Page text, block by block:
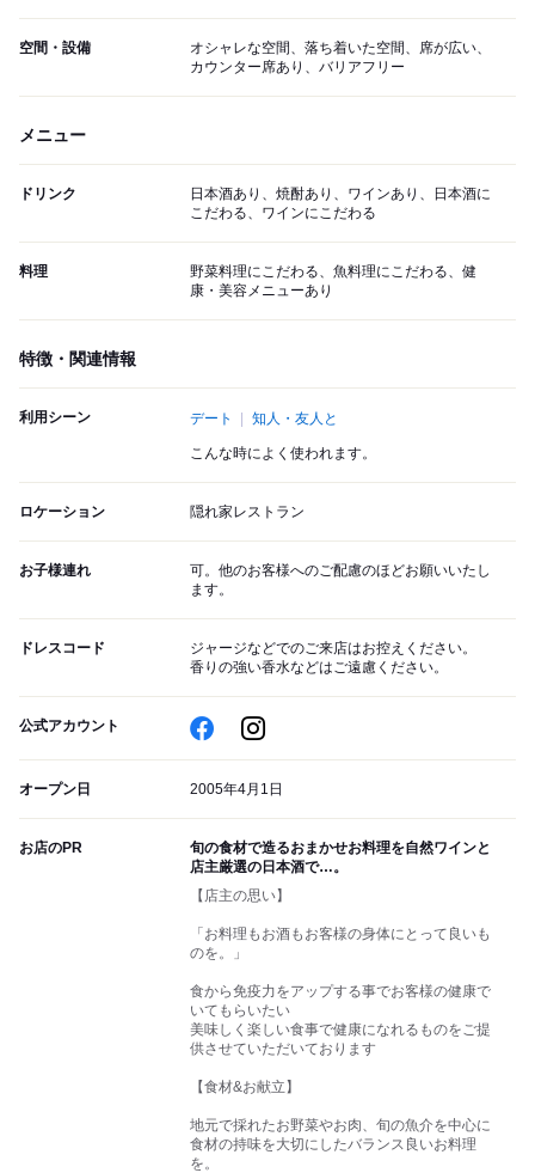
空間・設備
オシャレな空間、落ち着いた空間、席が広い、
カウンター席あり、バリアフリー
メニュー
ドリンク
日本酒あり、焼酎あり、ワインあり、日本酒に
こだわる、ワインにこだわる
料理
野菜料理にこだわる、魚料理にこだわる、健
康・美容メニューあり
特徴・関連情報
利用シーン デート 知人・友人と
こんな時によく使われます。
ロケーション 隠れ家レストラン
お子様連れ
可。他のお客様へのご配慮のほどお願いいたし
ます。
ドレスコード
ジャージなどでのご来店はお控えください。
香りの強い香水などはご遠慮ください。
公式アカウント
オープン日 2005年4月1日
お店のPR
旬の食材で造るおまかせお料理を自然ワインと
店主厳選の日本酒で…。
【店主の思い】
「お料理もお酒もお客様の身体にとって良いも
のを。」
食から免疫力をアップする事でお客様の健康で
いてもらいたい
美味しく楽しい食事で健康になれるものをご提
供させていただいております
【食材&お献立】
地元で採れたお野菜やお肉、旬の魚介を中心に
食材の持味を大切にしたバランス良いお料理
を。